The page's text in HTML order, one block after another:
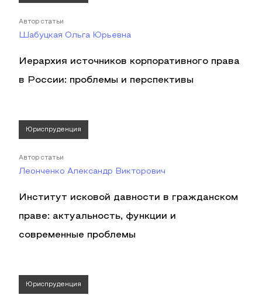
Автор статьи
Шабуцкая Ольга Юрьевна
Иерархия источников корпоративного права
в России: проблемы и перспективы
Юриспруденция
Автор статьи
Леонченко Александр Викторович
Институт исковой давности в гражданском
праве: актуальность, функции и
современные проблемы
Юриспруденция